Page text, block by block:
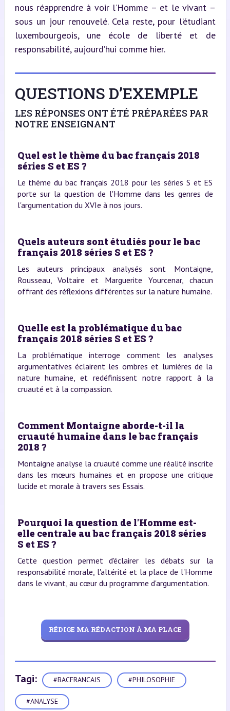
nous réapprendre à voir l’Homme – et le vivant –
sous un jour renouvelé. Cela reste, pour l’étudiant
luxembourgeois, une école de liberté et de
responsabilité, aujourd’hui comme hier.
QUESTIONS D’EXEMPLE
LES RÉPONSES ONT ÉTÉ PRÉPARÉES PAR
NOTRE ENSEIGNANT
Quel est le thème du bac français 2018
séries S et ES ?
Le thème du bac français 2018 pour les séries S et ES
porte sur la question de l'Homme dans les genres de
l'argumentation du XVIe à nos jours.
Quels auteurs sont étudiés pour le bac
français 2018 séries S et ES ?
Les auteurs principaux analysés sont Montaigne,
Rousseau, Voltaire et Marguerite Yourcenar, chacun
offrant des réflexions différentes sur la nature humaine.
Quelle est la problématique du bac
français 2018 séries S et ES ?
La problématique interroge comment les analyses
argumentatives éclairent les ombres et lumières de la
nature humaine, et redéfinissent notre rapport à la
cruauté et à la compassion.
Comment Montaigne aborde-t-il la
cruauté humaine dans le bac français
2018 ?
Montaigne analyse la cruauté comme une réalité inscrite
dans les mœurs humaines et en propose une critique
lucide et morale à travers ses Essais.
Pourquoi la question de l'Homme est-
elle centrale au bac français 2018 séries
S et ES ?
Cette question permet d'éclairer les débats sur la
responsabilité morale, l'altérité et la place de l'Homme
dans le vivant, au cœur du programme d'argumentation.
RÉDIGE MA RÉDACTION À MA PLACE
Tagi: #BACFRANCAIS #PHILOSOPHIE
#ANALYSE